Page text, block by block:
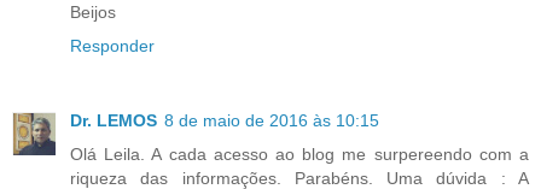
Beijos
Responder
Dr. LEMOS 8 de maio de 2016 às 10:15
Olá Leila. A cada acesso ao blog me surpereendo com a
riqueza das informações. Parabéns. Uma dúvida : A